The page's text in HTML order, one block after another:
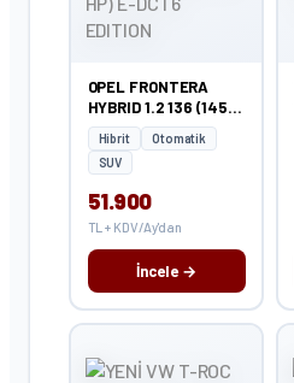
OPEL FRONTERA
HYBRID 1.2 136 (145
HP) E-DCT6 EDITION
Hibrit
Otomatik
SUV
51.900
TL + KDV/Ay'dan
İncele →